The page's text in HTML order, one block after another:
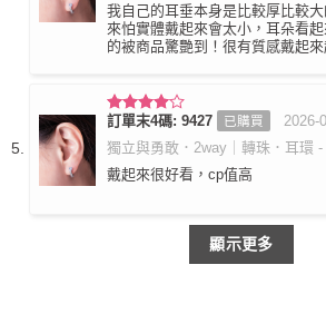
我自己的耳垂本身是比較厚比較
來怕實體戴起來會太小，耳朵看
的被商品驚艷到！很有質感戴起
評分4
滿分 5
訂單末4碼: 9427 已購買
2026-
獨立與勇敢．2way｜轉珠．耳環
戴起來很好看，cp值高
顯示更多